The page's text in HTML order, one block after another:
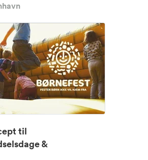
til
&